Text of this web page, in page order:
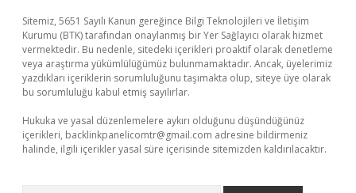
Sitemiz, 5651 Sayılı Kanun gereğince Bilgi Teknolojileri ve İletişim
Kurumu (BTK) tarafından onaylanmış bir Yer Sağlayıcı olarak hizmet
vermektedir. Bu nedenle, sitedeki içerikleri proaktif olarak denetleme
veya araştırma yükümlülüğümüz bulunmamaktadır. Ancak, üyelerimiz
yazdıkları içeriklerin sorumluluğunu taşımakta olup, siteye üye olarak
bu sorumluluğu kabul etmiş sayılırlar.
Hukuka ve yasal düzenlemelere aykırı olduğunu düşündüğünüz
içerikleri, backlinkpanelicomtr@gmail.com adresine bildirmeniz
halinde, ilgili içerikler yasal süre içerisinde sitemizden kaldırılacaktır.